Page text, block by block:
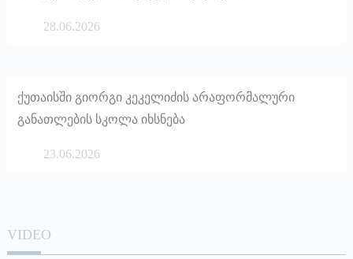
28.06.2026
ქუთაისში გიორგი კეკელიძის არაფორმალური
განათლების სკოლა იხსნება
23.06.2026
VIDEO